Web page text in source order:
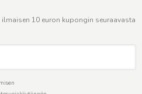
10 euron kupongin seuraavasta